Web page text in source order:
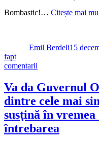
Bombastic!… Citește mai
Emil Berdeli15
fapt
comentarii
vrea
să
ne
arate
că-
i
Va da Guvernul
dintre cele mai
susţină în
întrebarea